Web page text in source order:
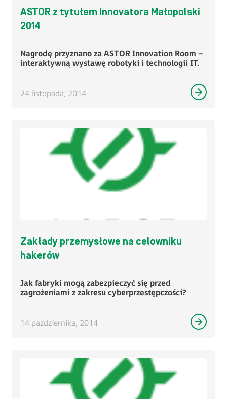
ASTOR z tytułem Innovatora Małopolski
2014
Nagrodę przyznano za ASTOR Innovation Room –
interaktywną wystawę robotyki i technologii IT.
24 listopada, 2014
Zakłady przemysłowe na celowniku
hakerów
Jak fabryki mogą zabezpieczyć się przed
zagrożeniami z zakresu cyberprzestępczości?
14 października, 2014